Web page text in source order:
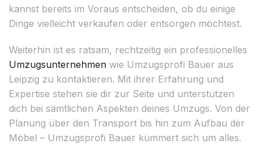
kannst bereits im Voraus entscheiden, ob du einige
Dinge vielleicht verkaufen oder entsorgen möchtest.
Weiterhin ist es ratsam, rechtzeitig ein professionelles
Umzugsunternehmen wie Umzugsprofi Bauer aus
Leipzig zu kontaktieren. Mit ihrer Erfahrung und
Expertise stehen sie dir zur Seite und unterstützen
dich bei sämtlichen Aspekten deines Umzugs. Von der
Planung über den Transport bis hin zum Aufbau der
Möbel – Umzugsprofi Bauer kümmert sich um alles.